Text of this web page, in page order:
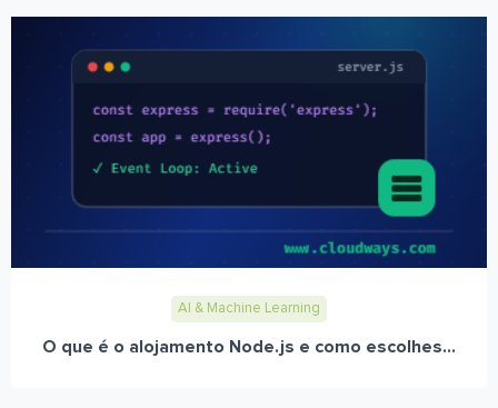
AI & Machine Learning
O que é o alojamento Node.js e como escolhes...